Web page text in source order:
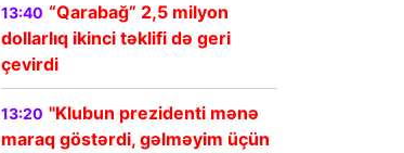
13:40 “Qarabağ” 2,5 milyon
dollarlıq ikinci təklifi də geri
çevirdi
13:20 "Klubun prezidenti mənə
maraq göstərdi, gəlməyim üçün